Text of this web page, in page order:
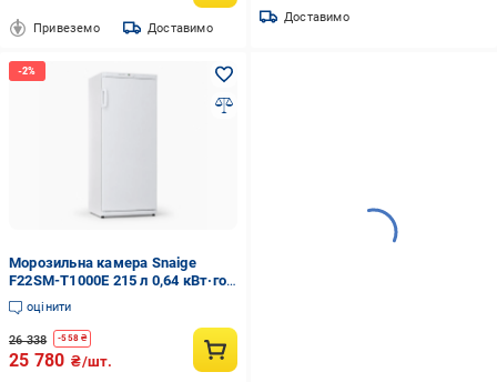
Привеземо Доставимо
Доставимо
Морозильна камера Snaige
F22SM-T1000E 215 л 0,64 кВт·год
145 см Білий (36522135)
оцінити
26 338 -558 ₴
25 780 ₴/шт.